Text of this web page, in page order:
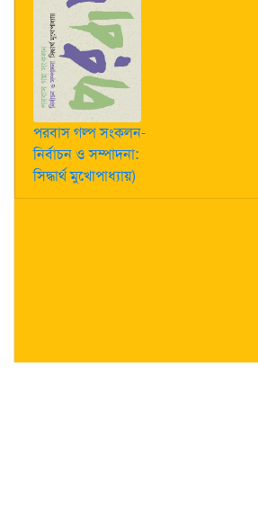
পরবাস গল্প সংকলন-
নির্বাচন ও সম্পাদনা:
সিদ্ধার্থ মুখোপাধ্যায়)